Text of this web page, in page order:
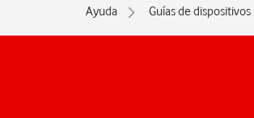
Ayuda Guías de dispositivos